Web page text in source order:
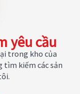
yêu cầu
trong kho của
tìm kiếm các sản